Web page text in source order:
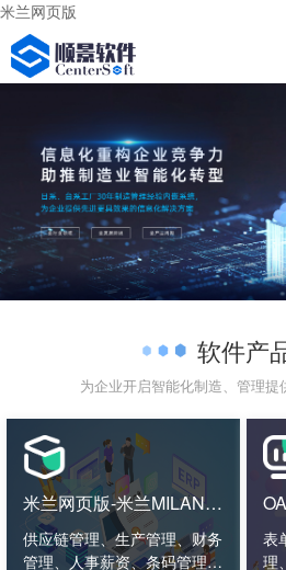
米兰网页版
软件产
为企业开启智能化制造、管理提
米兰网页版-米兰MILAN
(中国)
供应链管理、生产管理、财务
管理、人事薪资、条码管理、
表
理